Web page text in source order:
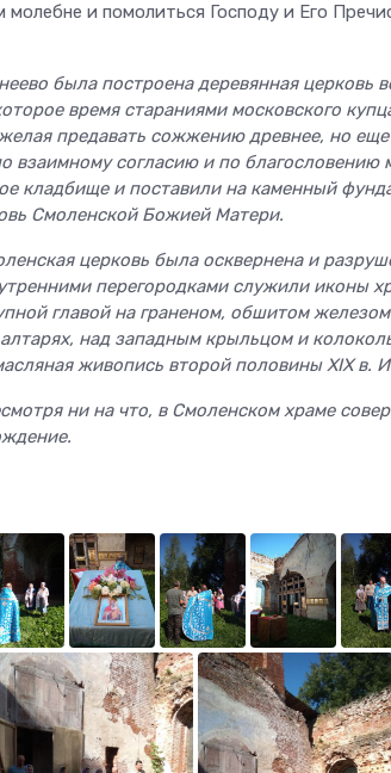
молебне и помолиться Господу и Его
была построена деревянная церковь
время стараниями московского
предавать сожжению древнее, но
взаимному согласию и по
кладбище и поставили на каменный
Смоленской Божией Матери.
церковь была осквернена и
перегородками служили иконы
главой на граненом, обшитом
над западным крыльцом и
живопись второй половины XIX в.
ни на что, в Смоленском храме